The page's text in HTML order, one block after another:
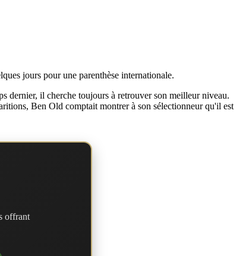
jours pour une parenthèse internationale.
dernier, il cherche toujours à retrouver son meilleur niveau.
Ben Old comptait montrer à son sélectionneur qu'il est
offrant